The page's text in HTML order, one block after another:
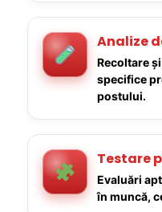
Analize
Recoltare
specifice
postului.
Testare
Evaluări
în muncă,